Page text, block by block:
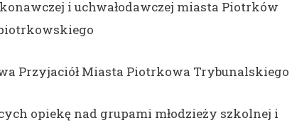
i uchwałodawczej miasta Piotrków
Przyjaciół Miasta Piotrkowa Trybunalskiego
opiekę nad grupami młodzieży szkolnej i